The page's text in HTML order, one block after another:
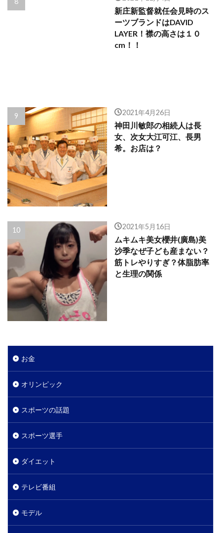
新庄新監督就任会見時のス
ーツブランドはDAVID
LAYER！襟の高さは１０
cm！！
2021年4月26日
神田川敏郎の相続人は長
女、次女大江可江、長男
希。お店は？
2021年5月16日
ムキムキ美女櫻井(廣島)美
沙季なぜ子ども産まない？
筋トレやりすぎ？体脂肪率
と生理の関係
お金
オリンピック
スポーツの話題
スポーツ選手
ダイエット
テレビ番組
モデル